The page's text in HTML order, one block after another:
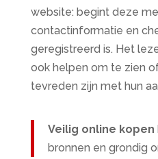
website: begint deze
contactinformatie en
geregistreerd is. Het
ook helpen om te zien
tevreden zijn met hun
Veilig online kopen
bronnen en grondig